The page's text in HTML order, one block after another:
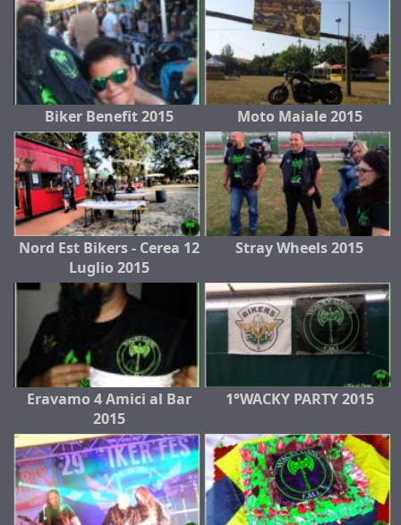
Biker Benefit 2015 Moto Maiale 2015
Nord Est Bikers - Cerea 12
Luglio 2015
Stray Wheels 2015
Eravamo 4 Amici al Bar
2015
1°WACKY PARTY 2015